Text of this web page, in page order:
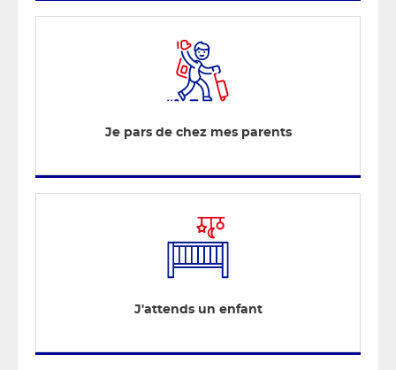
Je pars de chez mes parents
J'attends un enfant